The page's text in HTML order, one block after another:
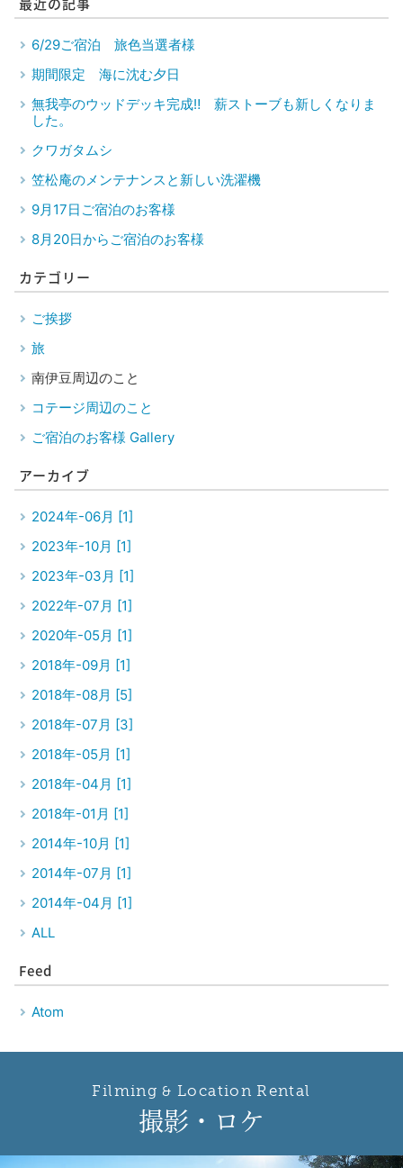
6/29ご宿泊 旅色当選者様
期間限定 海に沈む夕日
無我亭のウッドデッキ完成‼ 薪ストーブも新しくなりま
した。
クワガタムシ
笠松庵のメンテナンスと新しい洗濯機
9月17日ご宿泊のお客様
8月20日からご宿泊のお客様
カテゴリー
ご挨拶
旅
南伊豆周辺のこと
コテージ周辺のこと
ご宿泊のお客様 Gallery
アーカイブ
2024年-06月 [1]
2023年-10月 [1]
2023年-03月 [1]
2022年-07月 [1]
2020年-05月 [1]
2018年-09月 [1]
2018年-08月 [5]
2018年-07月 [3]
2018年-05月 [1]
2018年-04月 [1]
2018年-01月 [1]
2014年-10月 [1]
2014年-07月 [1]
2014年-04月 [1]
ALL
Feed
Atom
Filming & Location Rental
撮影 ・ ロケ